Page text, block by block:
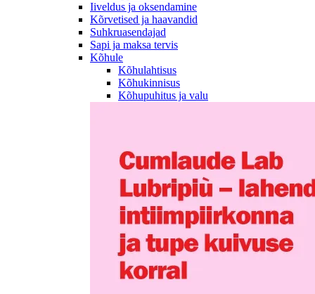
Iiveldus ja oksendamine
Kõrvetised ja haavandid
Suhkruasendajad
Sapi ja maksa tervis
Kõhule
Kõhulahtisus
Kõhukinnisus
Kõhupuhitus ja valu